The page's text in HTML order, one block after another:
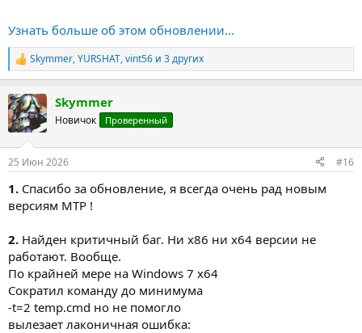
опции последним параметром
mtp.exe -t=4 cmd.txt
можно передавать...
Узнать больше об этом обновлении...
Р
е
к
ц
и
Skymmer,YURSHAT,vint56 и 3 других
Skymmer
Новичок Проверенный
25 Июн 2026 #16
1. Спасибо за обновление, я всегда очень рад новым
версиям MTP !
2. Найден критичный баг. Ни x86 ни x64 версии не
работают. Вообще.
По крайней мере на Windows 7 x64
Сократил команду до минимума
-t=2 temp.cmd но не помогло
вылезает лаконичная ошибка: